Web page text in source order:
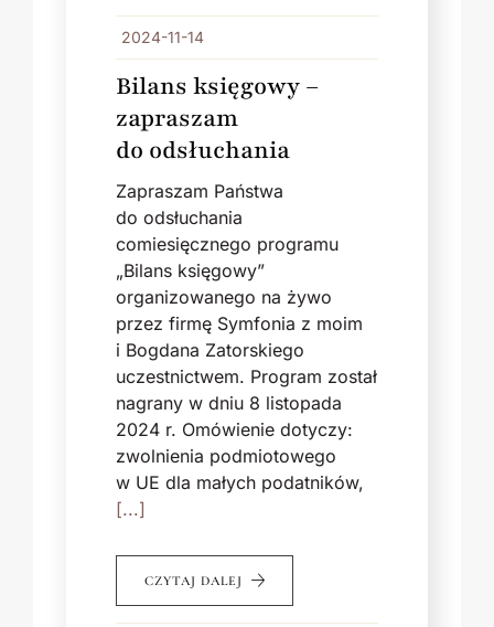
2024-11-14
Bilans księgowy –
zapraszam
do odsłuchania
Zapraszam Państwa
do odsłuchania
comiesięcznego programu
„Bilans księgowy”
organizowanego na żywo
przez firmę Symfonia z moim
i Bogdana Zatorskiego
uczestnictwem. Program został
nagrany w dniu 8 listopada
2024 r. Omówienie dotyczy:
zwolnienia podmiotowego
w UE dla małych podatników,
[...]
CZYTAJ DALEJ